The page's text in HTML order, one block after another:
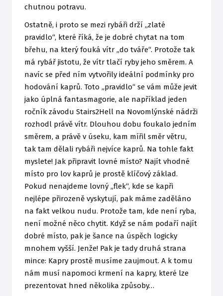
chutnou potravu.
Ostatně, i proto se mezi rybáři drží „zlaté
pravidlo“, které říká, že je dobré chytat na tom
břehu, na který fouká vítr „do tváře“. Protože tak
má rybář jistotu, že vítr tlačí ryby jeho směrem. A
navíc se před ním vytvořily ideální podmínky pro
hodování kaprů. Toto „pravidlo“ se vám může jevit
jako úplná fantasmagorie, ale například jeden
ročník závodu Stairs2Hell na Novomlýnské nádrži
rozhodl právě vítr. Dlouhou dobu foukalo jedním
směrem, a právě v úseku, kam mířil směr větru,
tak tam dělali rybáři nejvíce kaprů. Na tohle fakt
myslete! Jak připravit lovné místo? Najít vhodné
místo pro lov kaprů je prostě klíčový základ.
Pokud nenajdeme lovný „flek“, kde se kapři
nejlépe přirozeně vyskytují, pak máme zaděláno
na fakt velkou nudu. Protože tam, kde není ryba,
není možné něco chytit. Když se nám podaří najít
dobré místo, pak je šance na úspěch logicky
mnohem vyšší. Jenže! Pak je tady druhá strana
mince: Kapry prostě musíme zaujmout. A k tomu
nám musí napomoci krmení na kapry, které lze
prezentovat hned několika způsoby…